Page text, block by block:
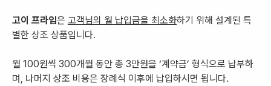
고이 프라임은 고객님의 월 납입금을 최소화하기 위해 설계된 특
별한 상조 상품입니다.
월 100원씩 300개월 동안 총 3만원을 ‘계약금’ 형식으로 납부하
며, 나머지 상조 비용은 장례식 이후에 납입하시면 됩니다.